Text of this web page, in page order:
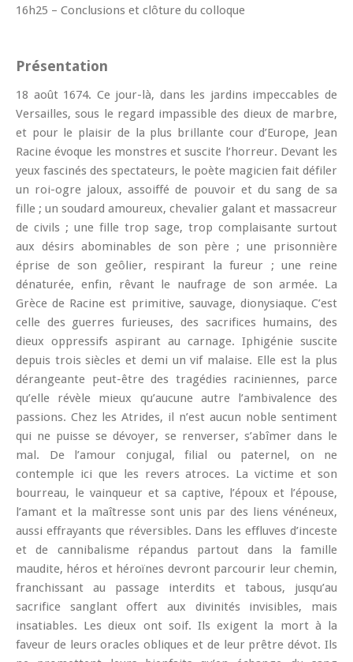
16h25 – Conclusions et clôture du colloque
Présentation
18 août 1674. Ce jour-là, dans les jardins impeccables de
Versailles, sous le regard impassible des dieux de marbre,
et pour le plaisir de la plus brillante cour d’Europe, Jean
Racine évoque les monstres et suscite l’horreur. Devant les
yeux fascinés des spectateurs, le poète magicien fait défiler
un roi-ogre jaloux, assoiffé de pouvoir et du sang de sa
fille ; un soudard amoureux, chevalier galant et massacreur
de civils ; une fille trop sage, trop complaisante surtout
aux désirs abominables de son père ; une prisonnière
éprise de son geôlier, respirant la fureur ; une reine
dénaturée, enfin, rêvant le naufrage de son armée. La
Grèce de Racine est primitive, sauvage, dionysiaque. C’est
celle des guerres furieuses, des sacrifices humains, des
dieux oppressifs aspirant au carnage. Iphigénie suscite
depuis trois siècles et demi un vif malaise. Elle est la plus
dérangeante peut-être des tragédies raciniennes, parce
qu’elle révèle mieux qu’aucune autre l’ambivalence des
passions. Chez les Atrides, il n’est aucun noble sentiment
qui ne puisse se dévoyer, se renverser, s’abîmer dans le
mal. De l’amour conjugal, filial ou paternel, on ne
contemple ici que les revers atroces. La victime et son
bourreau, le vainqueur et sa captive, l’époux et l’épouse,
l’amant et la maîtresse sont unis par des liens vénéneux,
aussi effrayants que réversibles. Dans les effluves d’inceste
et de cannibalisme répandus partout dans la famille
maudite, héros et héroïnes devront parcourir leur chemin,
franchissant au passage interdits et tabous, jusqu’au
sacrifice sanglant offert aux divinités invisibles, mais
insatiables. Les dieux ont soif. Ils exigent la mort à la
faveur de leurs oracles obliques et de leur prêtre dévot. Ils